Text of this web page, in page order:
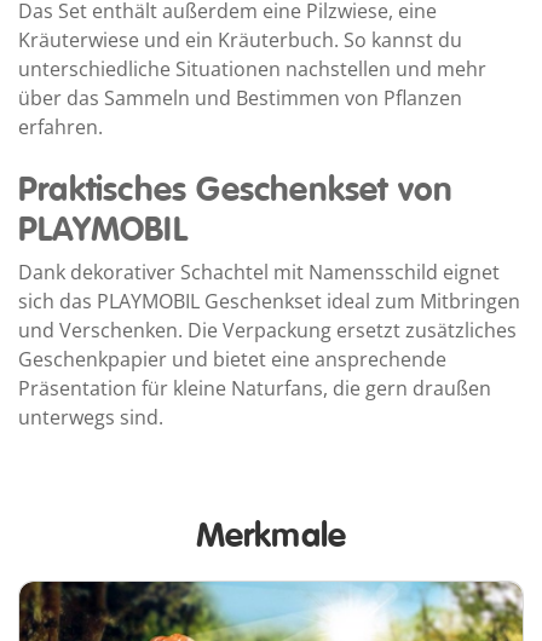
Das Set enthält außerdem eine Pilzwiese, eine
Kräuterwiese und ein Kräuterbuch. So kannst du
unterschiedliche Situationen nachstellen und mehr
über das Sammeln und Bestimmen von Pflanzen
erfahren.
Praktisches Geschenkset von
PLAYMOBIL
Dank dekorativer Schachtel mit Namensschild eignet
sich das PLAYMOBIL Geschenkset ideal zum Mitbringen
und Verschenken. Die Verpackung ersetzt zusätzliches
Geschenkpapier und bietet eine ansprechende
Präsentation für kleine Naturfans, die gern draußen
unterwegs sind.
Merkmale